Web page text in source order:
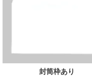
封筒枠あり